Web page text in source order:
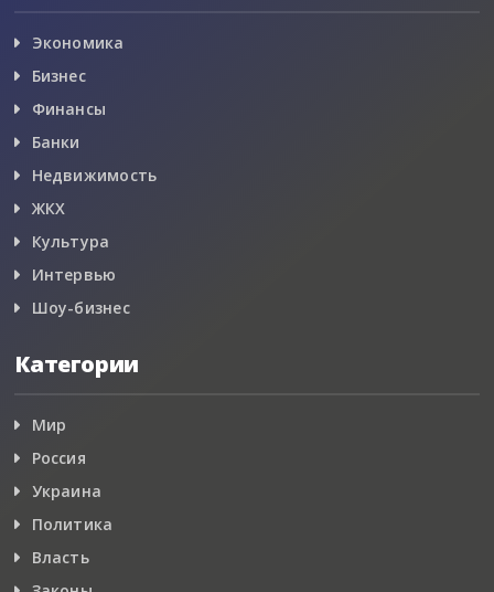
Экономика
Бизнес
Финансы
Банки
Недвижимость
ЖКХ
Культура
Интервью
Шоу-бизнес
Категории
Мир
Россия
Украина
Политика
Власть